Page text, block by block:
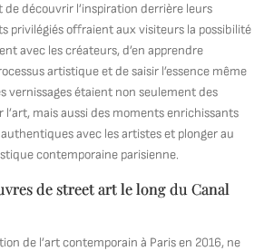
découvrir l’inspiration derrière leurs
privilégiés offraient aux visiteurs la possibilité
avec les créateurs, d’en apprendre
artistique et de saisir l’essence même
vernissages étaient non seulement des
l’art, mais aussi des moments enrichissants
avec les artistes et plonger au
contemporaine parisienne.
de street art le long du Canal
de l’art contemporain à Paris en 2016, ne